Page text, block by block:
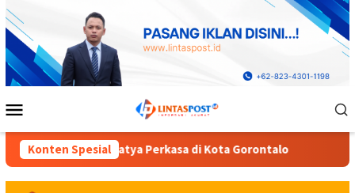
Loncat
ke
konten
Mobile
Konten Spesial
Kota Gorontalo Diduga Dinas Pendidikan Provinsi